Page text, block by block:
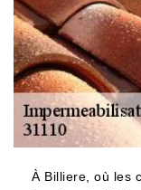
À Billiere, où les